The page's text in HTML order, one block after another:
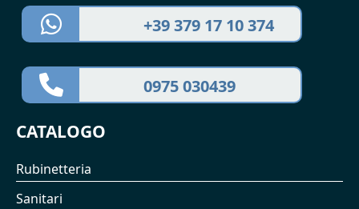
+39 379 17 10 374
0975 030439
CATALOGO
Rubinetteria
Sanitari